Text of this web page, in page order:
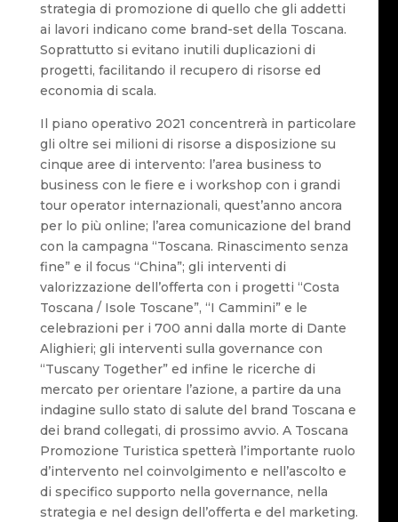
strategia di promozione di quello che gli addetti
ai lavori indicano come brand-set della Toscana.
Soprattutto si evitano inutili duplicazioni di
progetti, facilitando il recupero di risorse ed
economia di scala.
Il piano operativo 2021 concentrerà in particolare
gli oltre sei milioni di risorse a disposizione su
cinque aree di intervento: l’area business to
business con le fiere e i workshop con i grandi
tour operator internazionali, quest’anno ancora
per lo più online; l’area comunicazione del brand
con la campagna “Toscana. Rinascimento senza
fine” e il focus “China”; gli interventi di
valorizzazione dell’offerta con i progetti “Costa
Toscana / Isole Toscane”, “I Cammini” e le
celebrazioni per i 700 anni dalla morte di Dante
Alighieri; gli interventi sulla governance con
“Tuscany Together” ed infine le ricerche di
mercato per orientare l’azione, a partire da una
indagine sullo stato di salute del brand Toscana e
dei brand collegati, di prossimo avvio. A Toscana
Promozione Turistica spetterà l’importante ruolo
d’intervento nel coinvolgimento e nell’ascolto e
di specifico supporto nella governance, nella
strategia e nel design dell’offerta e del marketing.